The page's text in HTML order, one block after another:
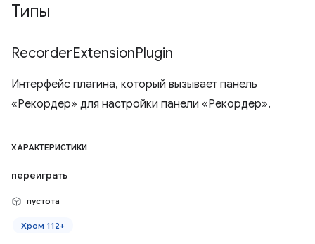
Типы
RecorderExtensionPlugin
Интерфейс плагина, который вызывает панель
«Рекордер» для настройки панели «Рекордер».
ХАРАКТЕРИСТИКИ
переиграть
пустота
Хром 112+